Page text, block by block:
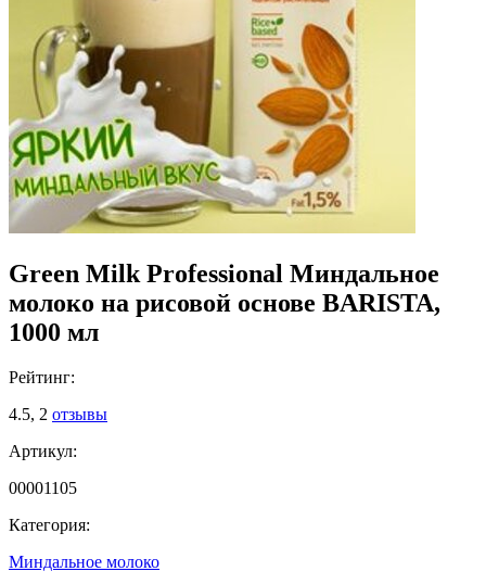
Green Milk Professional Миндальное
молоко на рисовой основе BARISTA,
1000 мл
Рейтинг:
4.5, 2 отзывы
Артикул:
00001105
Категория:
Миндальное молоко